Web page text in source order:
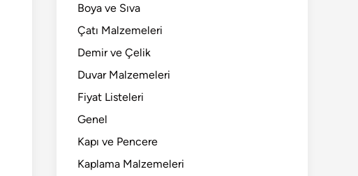
Boya ve Sıva
Çatı Malzemeleri
Demir ve Çelik
Duvar Malzemeleri
Fiyat Listeleri
Genel
Kapı ve Pencere
Kaplama Malzemeleri